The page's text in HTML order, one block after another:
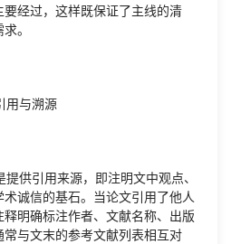
经过，这样既保证了主线的清
。
用与溯源
供引用来源，即注明文中观点、
诚信的基石。当论文引用了他人
明确标注作者、文献名称、出版
与文末的参考文献列表相互对